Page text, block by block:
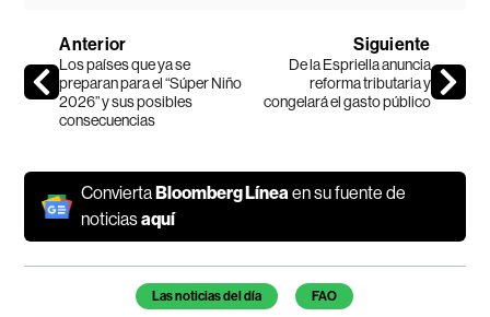
Anterior
Los países que ya se
preparan para el “Súper Niño
2026” y sus posibles
consecuencias
Siguiente
De la Espriella anuncia
reforma tributaria y
congelará el gasto público
ConviertaBloomberg Líneaen su fuente de
noticiasaquí
Temas de este artículo
Las noticias del día FAO